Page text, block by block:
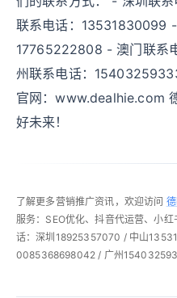
联系电话：13531830099 -
17765222808 - 澳门联
州联系电话：
官网：www.dealhie.com
好未来！
了解更多营销推广资讯，欢迎访问
服务：SEO优化、抖音代运营、小
话：深圳18925357070 / 中山
0085368698042 / 广州